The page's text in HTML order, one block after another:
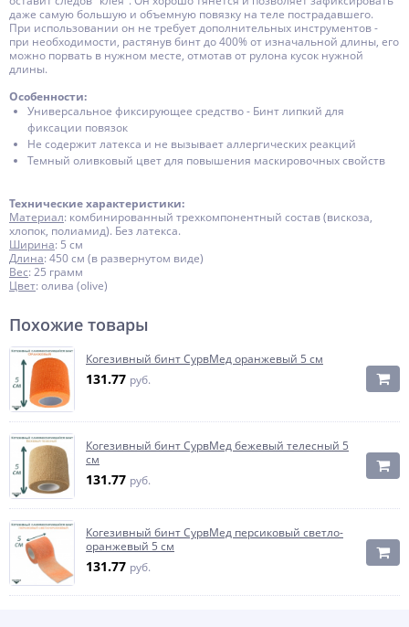
даже самую большую и объемную повязку на теле пострадавшего.
При использовании он не требует дополнительных инструментов -
при необходимости, растянув бинт до 400% от изначальной длины, его
можно порвать в нужном месте, отмотав от рулона кусок нужной
длины.
Особенности:
Универсальное фиксирующее средство - Бинт липкий для
фиксации повязок
Не содержит латекса и не вызывает аллергических реакций
Темный оливковый цвет для повышения маскировочных свойств
Технические характеристики:
Материал: комбинированный трехкомпонентный состав (вискоза,
хлопок, полиамид). Без латекса.
Ширина: 5 см
Длина: 450 см (в развернутом виде)
Вес: 25 грамм
Цвет: олива (olive)
Похожие товары
Когезивный бинт СурвМед оранжевый 5 см
131.77 руб.
Когезивный бинт СурвМед бежевый телесный 5
см
131.77 руб.
Когезивный бинт СурвМед персиковый светло-
оранжевый 5 см
131.77 руб.